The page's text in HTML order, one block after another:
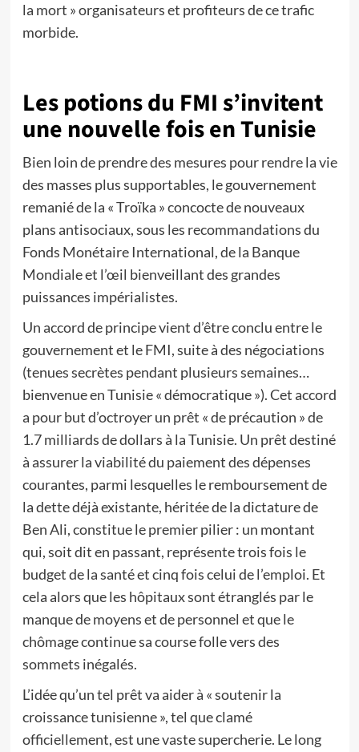
la mort » organisateurs et profiteurs de ce trafic
morbide.
Les potions du FMI s’invitent
une nouvelle fois en Tunisie
Bien loin de prendre des mesures pour rendre la vie
des masses plus supportables, le gouvernement
remanié de la « Troïka » concocte de nouveaux
plans antisociaux, sous les recommandations du
Fonds Monétaire International, de la Banque
Mondiale et l’œil bienveillant des grandes
puissances impérialistes.
Un accord de principe vient d’être conclu entre le
gouvernement et le FMI, suite à des négociations
(tenues secrètes pendant plusieurs semaines…
bienvenue en Tunisie « démocratique »). Cet accord
a pour but d’octroyer un prêt « de précaution » de
1.7 milliards de dollars à la Tunisie. Un prêt destiné
à assurer la viabilité du paiement des dépenses
courantes, parmi lesquelles le remboursement de
la dette déjà existante, héritée de la dictature de
Ben Ali, constitue le premier pilier : un montant
qui, soit dit en passant, représente trois fois le
budget de la santé et cinq fois celui de l’emploi. Et
cela alors que les hôpitaux sont étranglés par le
manque de moyens et de personnel et que le
chômage continue sa course folle vers des
sommets inégalés.
L’idée qu’un tel prêt va aider à « soutenir la
croissance tunisienne », tel que clamé
officiellement, est une vaste supercherie. Le long